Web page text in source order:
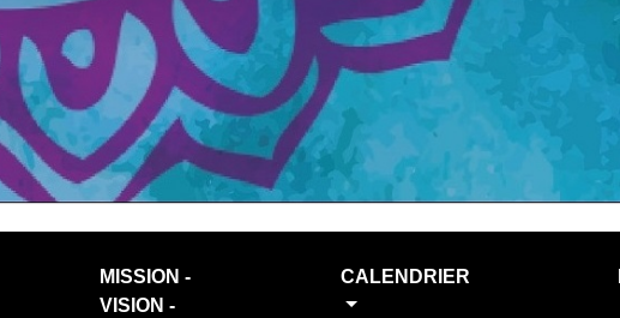
MISSION -
VISION -
CALENDRIER